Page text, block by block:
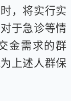
，将实行实
于急诊等情
金需求的群
上述人群保